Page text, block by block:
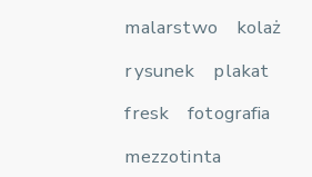
malarstwo
kolaż
rysunek
plakat
fresk
fotografia
mezzotinta